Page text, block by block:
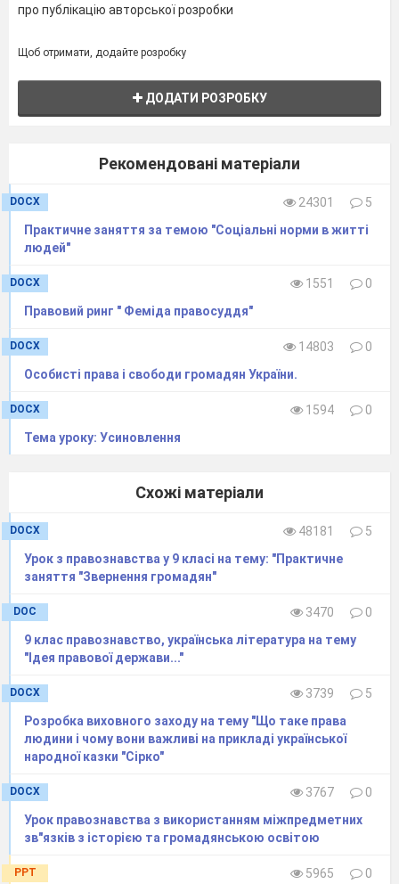
Заява
Прошу сприяти / надати допомогу /
(порушувати варто одне питання), навести
факти і аргументи.
Прошу розглянути ці питання та надати
письмову відповідь за адресою (вказати
адресу)
Підпис
До заяви додою : (вказати всі документи,
про публікацію авторської розробки
Щоб отримати, додайте розробку
ДОДАТИ РОЗРОБКУ
Рекомендовані матеріали
DOCX 24301
5
Практичне заняття за темою "Соціальні норми в житті
людей"
DOCX 1551
0
Правовий ринг " Феміда правосуддя"
DOCX 14803
0
Особисті права і свободи громадян України.
DOCX 1594
0
Тема уроку: Усиновлення
Схожі матеріали
DOCX 48181
5
Урок з правознавства у 9 класі на тему: "Практичне
заняття "Звернення громадян"
DOC 3470
0
9 клас правознавство, українська література на тему
"Ідея правової держави..."
DOCX 3739
5
Розробка виховного заходу на тему "Що таке права
людини і чому вони важливі на прикладі української
народної казки "Сірко"
DOCX 3767
0
Урок правознавства з використанням міжпредметних
зв"язків з історією та громадянською освітою
PPT 5965
0